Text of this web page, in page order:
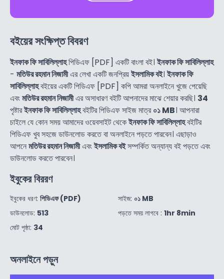
বইয়ের সংক্ষিপ্ত বিবরণ
ইনফাক ফি সাবিলিল্লাহপিডিএফ [PDF] একটি বাংলা বই। ইনফাক ফি সাবিলিল্লাহ
- মতিউর রহমান নিজামীএর লেখা একটি জনপ্রিয়ইসলামিক বই। ইনফাক ফি
সাবিলিল্লাহবইয়ের একটি পিডিএফ [PDF] কপি আমরা অনলাইনে খুজে পেয়েছি
এবংমতিউর রহমান নিজামীএর অসাধারণ বইটি আপনাদের মাঝে শেয়ার করছি। 34
পৃষ্টারইনফাক ফি সাবিলিল্লাহবইটির পিডিএফ সাইজ মাত্র০১ MB। আপনারা
চাইলে যে কোন সময় আমাদের ওয়েবসাইট থেকেইনফাক ফি সাবিলিল্লাহবইটির
পিডিএফ খুব সহজে ডাউনলোড করতে বা অনলাইনে পড়তে পারবেন। এছাড়াও
আপনেমতিউর রহমান নিজামীএবংইসলামিক বইসম্পর্কিত অন্যান্য বই পড়তে এবং
ডাউনলোড করতে পারবেন।
ইবুকের বিররণ
ইবুকের ধরণ: পিডিএফ (PDF)
ডাউনলোড: 513
মোট পৃষ্ঠা: 34
সাইজ: ০১ MB
পড়তে সময় লাগবে : 1hr 8min
অনলাইনে পড়ুন